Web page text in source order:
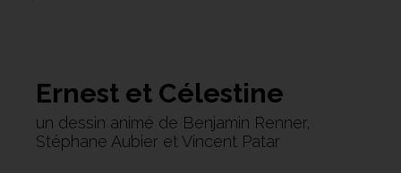
Ernest et Célestine
un dessin animé de Benjamin Renner,
Stéphane Aubier et Vincent Patar